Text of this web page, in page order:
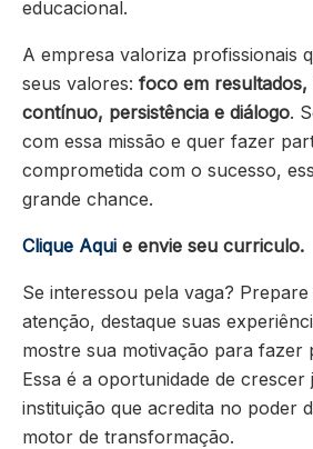
educacional.
A empresa valoriza profissionais
seus valores: foco em
contínuo, persistência e diálogo.
com essa missão e quer fazer
comprometida com o sucesso,
grande chance.
Clique Aqui e envie seu curriculo.
Se interessou pela vaga?
atenção, destaque suas
mostre sua motivação para fazer
Essa é a oportunidade de crescer
instituição que acredita no poder
motor de transformação.